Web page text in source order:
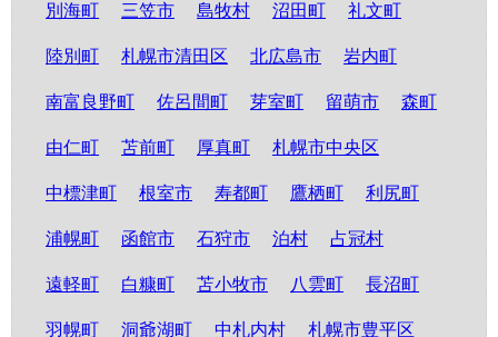
別海町 三笠市 島牧村 沼田町 礼文町
陸別町 札幌市清田区 北広島市 岩内町
南富良野町 佐呂間町 芽室町 留萌市 森町
由仁町 苫前町 厚真町 札幌市中央区
中標津町 根室市 寿都町 鷹栖町 利尻町
浦幌町 函館市 石狩市 泊村 占冠村
遠軽町 白糠町 苫小牧市 八雲町 長沼町
羽幌町 洞爺湖町 中札内村 札幌市豊平区